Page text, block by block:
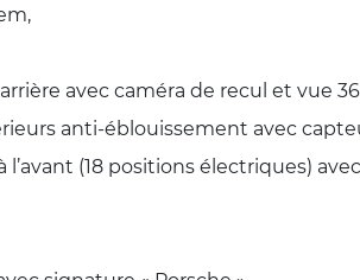
avec caméra de recul et vue
anti-éblouissement avec
l’avant (18 positions électriques)